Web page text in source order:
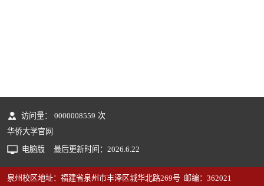
访问量： 0000008559 次
华侨大学官网
电脑版
最后更新时间： 2026 6 22
泉州校区地址：福建省泉州市丰泽区城华北路269号 邮编：362021